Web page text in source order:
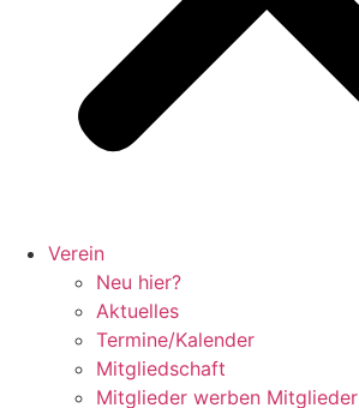
Verein
Neu hier?
Aktuelles
Termine/Kalender
Mitgliedschaft
Mitglieder werben Mitglieder